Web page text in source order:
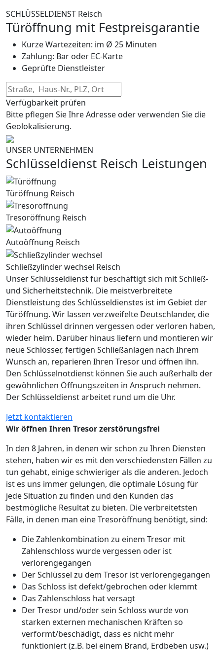
SCHLÜSSELDIENST Reisch
Türöffnung mit Festpreisgarantie
Kurze Wartezeiten: im Ø 25 Minuten
Zahlung: Bar oder EC-Karte
Geprüfte Dienstleister
Verfügbarkeit prüfen
Bitte pflegen Sie Ihre Adresse oder verwenden Sie die
Geolokalisierung.
UNSER UNTERNEHMEN
Schlüsseldienst Reisch Leistungen
Türöffnung Reisch
Tresoröffnung Reisch
Autoöffnung Reisch
Schließzylinder wechsel Reisch
Unser Schlüsseldienst für beschäftigt sich mit Schließ-
und Sicherheitstechnik. Die meistverbreitete
Dienstleistung des Schlüsseldienstes ist im Gebiet der
Türöffnung. Wir lassen verzweifelte Deutschlander, die
ihren Schlüssel drinnen vergessen oder verloren haben,
wieder heim. Darüber hinaus liefern und montieren wir
neue Schlösser, fertigen Schließanlagen nach Ihrem
Wunsch an, reparieren Ihren Tresor und öffnen ihn.
Den Schlüsselnotdienst können Sie auch außerhalb der
gewöhnlichen Öffnungszeiten in Anspruch nehmen.
Der Schlüsseldienst arbeitet rund um die Uhr.
Jetzt kontaktieren
Wir öffnen Ihren Tresor zerstörungsfrei
In den 8 Jahren, in denen wir schon zu Ihren Diensten
stehen, haben wir es mit den verschiedensten Fällen zu
tun gehabt, einige schwieriger als die anderen. Jedoch
ist es uns immer gelungen, die optimale Lösung für
jede Situation zu finden und den Kunden das
bestmögliche Resultat zu bieten. Die verbreitetsten
Fälle, in denen man eine Tresoröffnung benötigt, sind:
Die Zahlenkombination zu einem Tresor mit
Zahlenschloss wurde vergessen oder ist
verlorengegangen
Der Schlüssel zu dem Tresor ist verlorengegangen
Das Schloss ist defekt/gebrochen oder klemmt
Das Zahlenschloss hat versagt
Der Tresor und/oder sein Schloss wurde von
starken externen mechanischen Kräften so
verformt/beschädigt, dass es nicht mehr
funktioniert (z.B. bei einem Brand, Erdbeben usw.)